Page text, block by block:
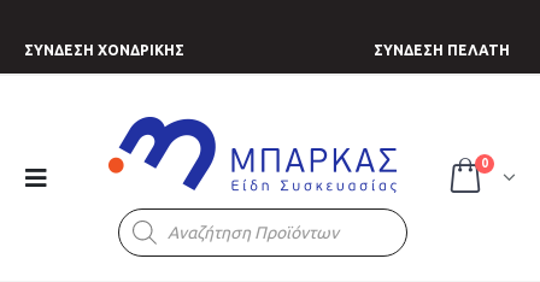
ΣΥΝΔΕΣΗ ΧΟΝΔΡΙΚΗΣ ΣΥΝΔΕΣΗ ΠΕΛΑΤΗ
Products
search
0